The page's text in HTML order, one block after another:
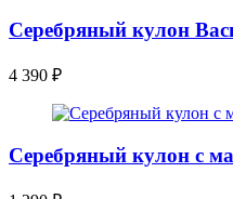
Серебряный кулон
4 390 ₽
Серебряный кулон с